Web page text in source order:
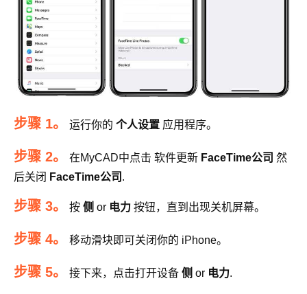
步骤 1。 运行你的 个人设置 应用程序。
步骤 2。 在MyCAD中点击 软件更新 FaceTime公司 然
后关闭 FaceTime公司 .
步骤 3。 按 侧 or 电力 按钮，直到出现关机屏幕。
步骤 4。 移动滑块即可关闭你的 iPhone。
步骤 5。 接下来，点击打开设备 侧 or 电力.